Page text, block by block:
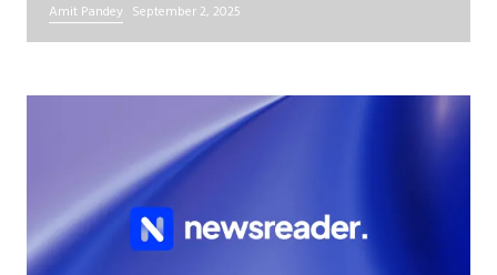
Amit Pandey September 2, 2025